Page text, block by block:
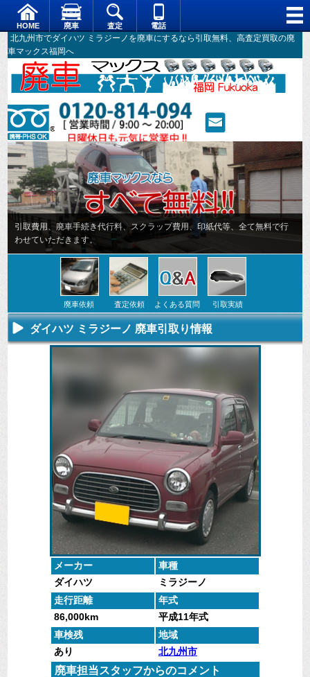
北九州市でダイハツ ミラジーノを廃車にするなら引取無料、高査定買取の廃
車マックス福岡へ
HOME 廃車 査定 電話
廃車依頼
不要になった
車の廃車手続
査定依頼
専門スタッフ
がしっかりと
よくある質問
廃車全般に関
するよくある
にお答えしま
引取実績
た車や下取で
ダイハツ ミラジーノ 廃車引取り情報
メーカー
車種
ダイハツ
ミラジーノ
走行距離
年式
86,000km
平成11年式
車検残
地域
あり
北九州市
廃車担当スタッフからのコメント